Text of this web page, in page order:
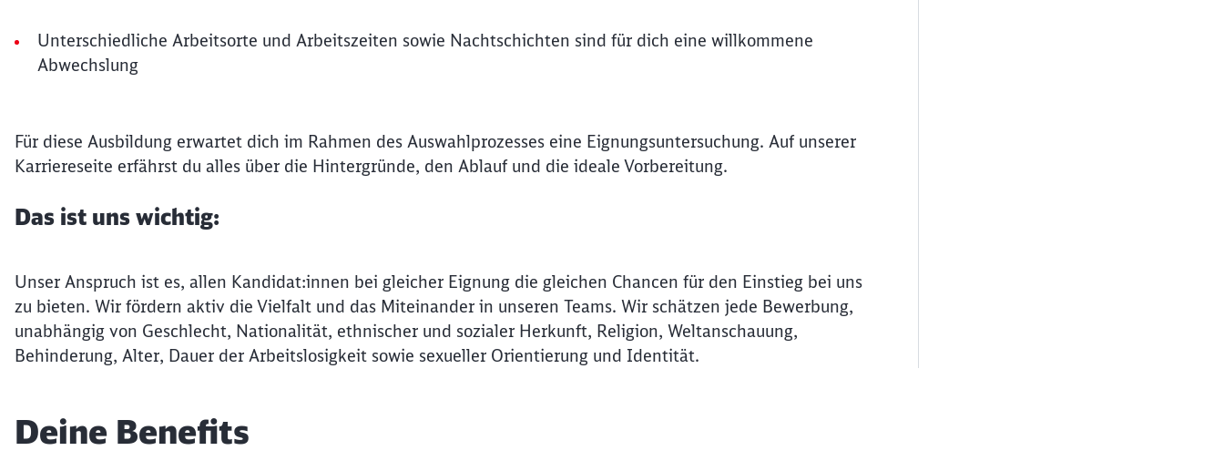
Unterschiedliche Arbeitsorte und Arbeitszeiten sowie Nachtschichten sind für dich eine willkommene
Abwechslung
Für diese Ausbildung erwartet dich im Rahmen des Auswahlprozesses eine Eignungsuntersuchung. Auf unserer
Karriereseite erfährst du alles über die Hintergründe, den Ablauf und die ideale Vorbereitung.
Das ist uns wichtig:
Unser Anspruch ist es, allen Kandidat:innen bei gleicher Eignung die gleichen Chancen für den Einstieg bei uns
zu bieten. Wir fördern aktiv die Vielfalt und das Miteinander in unseren Teams. Wir schätzen jede Bewerbung,
unabhängig von Geschlecht, Nationalität, ethnischer und sozialer Herkunft, Religion, Weltanschauung,
Behinderung, Alter, Dauer der Arbeitslosigkeit sowie sexueller Orientierung und Identität.
Deine Benefits